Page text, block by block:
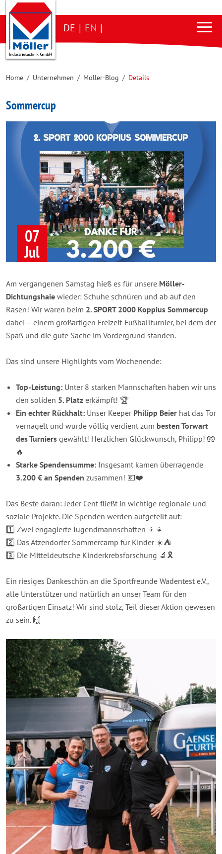
DE | EN |
Home / Unternehmen / Möller-Blog / Details
Sommercup
07
Jul
Am vergangenen Samstag hieß es für unsere Möller-
Dichtungshaie wieder: Schuhe schnüren und ab auf den
Rasen! Wir waren beim 2. SPORT 2000 Koppius Sommercup
dabei – einem großartigen Freizeit-Fußballturnier, bei dem der
Spaß und die gute Sache im Vordergrund standen.
Das sind unsere Highlights vom Wochenende:
Top-Leistung: Unter 8 starken Mannschaften haben wir uns
den soliden 5. Platz erkämpft! 🏆
Ein echter Rückhalt: Unser Keeper Philipp Beier hat das Tor
vernagelt und wurde völlig verdient zum besten Torwart
des Turniers gewählt! Herzlichen Glückwunsch, Philipp! 🧤
🔥
Starke Spendensumme: Insgesamt kamen überragende
3.200 € an Spenden zusammen! 💶❤️
Das Beste daran: Jeder Cent fließt in wichtige regionale und
soziale Projekte. Die Spenden werden aufgeteilt auf:
1️⃣ Zwei engagierte Jugendmannschaften 👦👧
2️⃣ Das Atzendorfer Sommercamp für Kinder ☀️⛺️
3️⃣ Die Mitteldeutsche Kinderkrebsforschung 🔬🎗️
Ein riesiges Dankeschön an die Sportfreunde Wadentest e.V.,
alle Unterstützer und natürlich an unser Team für den
großartigen Einsatz! Wir sind stolz, Teil dieser Aktion gewesen
zu sein. 🙌